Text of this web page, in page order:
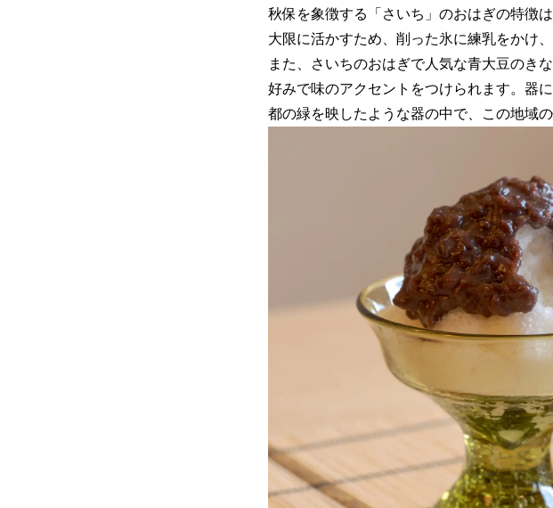
秋保を象徴する「さいち」のおはぎの特徴
大限に活かすため、削った氷に練乳をかけ
また、さいちのおはぎで人気な青大豆のき
好みで味のアクセントをつけられます。器
都の緑を映したような器の中で、この地域